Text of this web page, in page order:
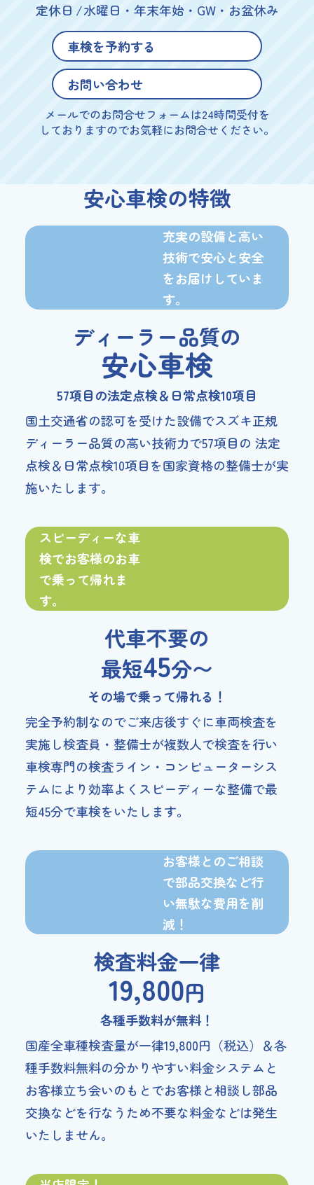
定休日
水曜日・年末年始・GW・お盆休み
車検を予約する
お問い合わせ
メールでのお問合せフォームは24時間受付を
しておりますのでお気軽にお問合せください。
安心車検の特徴
充実の設備と高い
技術で安心と安全
をお届けしていま
す。
ディーラー品質の
安心車検
57項目の法定点検＆日常点検10項目
国土交通省の認可を受けた設備でスズキ正規
ディーラー品質の高い技術力で57項目の 法定
点検＆日常点検10項目を国家資格の整備士が実
施いたします。
スピーディーな車
検でお客様のお車
で乗って帰れま
す。
代車不要の
最短45分〜
その場で乗って帰れる！
完全予約制なのでご来店後すぐに車両検査を
実施し検査員・整備士が複数人で検査を行い
車検専門の検査ライン・コンピューターシス
テムにより効率よくスピーディーな整備で最
短45分で車検をいたします。
お客様とのご相談
で部品交換など行
い無駄な費用を削
減！
検査料金一律
19,800円
各種手数料が無料！
国産全車種検査量が一律19,800円（税込）＆各
種手数料無料の分かりやすい料金システムと
お客様立ち会いのもとでお客様と相談し部品
交換などを行なうため不要な料金などは発生
いたしません。